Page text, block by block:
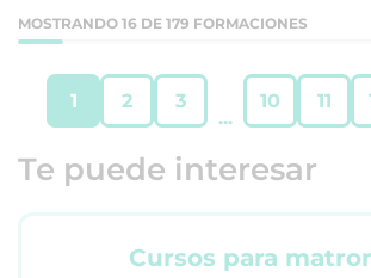
MOSTRANDO 16 DE 179 FORMACIONES
1 2 3
...
10 11
Te puede interesar
Cursos para